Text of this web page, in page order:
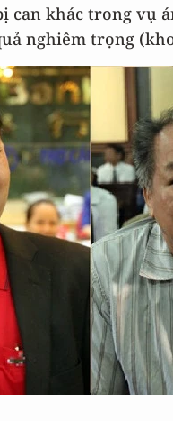
can khác trong vụ
nghiêm trọng